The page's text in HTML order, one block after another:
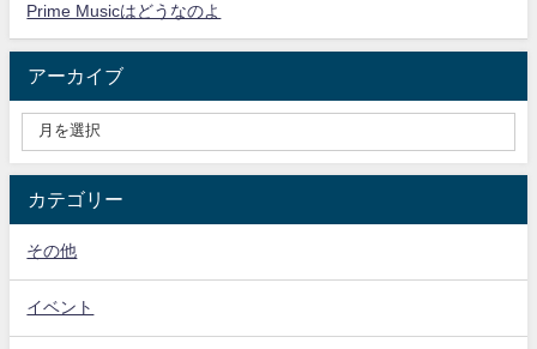
Prime Musicはどうなのよ
アーカイブ
カテゴリー
その他
イベント